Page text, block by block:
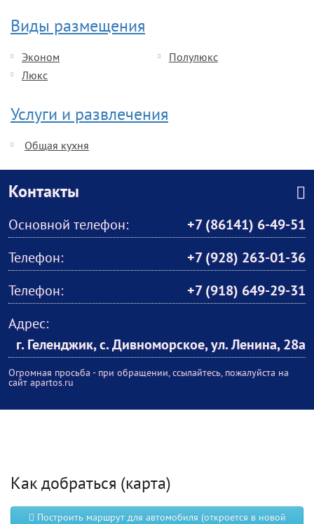
Виды размещения
Эконом
Полулюкс
Люкс
Услуги и развлечения
Общая кухня
Контакты
Основной телефон:
+7 (86141) 6-49-51
Телефон:
+7 (928) 263-01-36
Телефон:
+7 (918) 649-29-31
Адрес:
г. Геленджик, c. Дивноморское, ул. Ленина, 28а
Огромная просьба - при обращении, ссылайтесь, пожалуйста на
сайт apartos.ru
Как добраться (карта)
Построить маршрут для автомобиля (откроется в новой